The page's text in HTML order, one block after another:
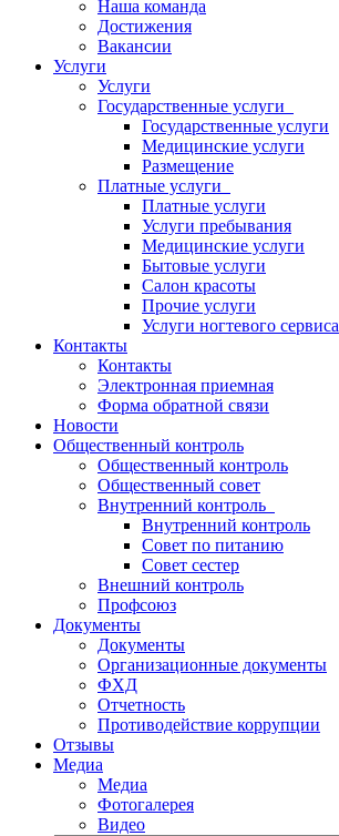
Наша команда
Достижения
Вакансии
Услуги
Услуги
Государственные услуги
Государственные услуги
Медицинские услуги
Размещение
Платные услуги
Платные услуги
Услуги пребывания
Медицинские услуги
Бытовые услуги
Салон красоты
Прочие услуги
Услуги ногтевого сервиса
Контакты
Контакты
Электронная приемная
Форма обратной связи
Новости
Общественный контроль
Общественный контроль
Общественный совет
Внутренний контроль
Внутренний контроль
Совет по питанию
Совет сестер
Внешний контроль
Профсоюз
Документы
Документы
Организационные документы
ФХД
Отчетность
Противодействие коррупции
Отзывы
Медиа
Медиа
Фотогалерея
Видео